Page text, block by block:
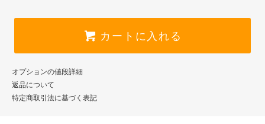
カートに入れる
オプションの値段詳細
返品について
特定商取引法に基づく表記